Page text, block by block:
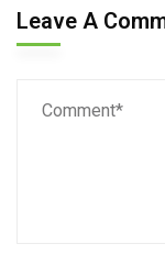
Leave A